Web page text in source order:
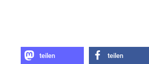
teilen teilen